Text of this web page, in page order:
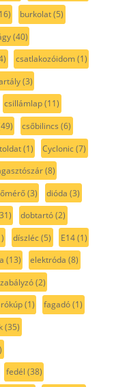
burkolat(5)
(40)
csatlakozóidom(1)
(3)
csillámlap(11)
csőbilincs (6)
(1) Cyclonic(7)
(8)
(3) dióda (3)
dobtartó(2)
díszléc(5) E14(1)
(13) elektróda (8)
(2)
(1) fagadó(1)
(35)
fedél (38)